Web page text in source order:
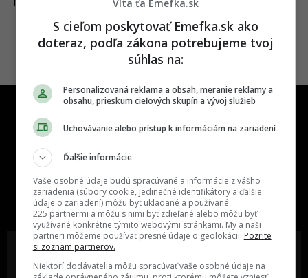
ROZHOVORY
One time najzábavnejšie miesto na
slovenskom internete, next time
najzabávnejšie miesto na svete
Víta ťa Emefka.sk
S cieľom poskytovať Emefka.sk ako
doteraz, podľa zákona potrebujeme tvoj
súhlas na:
Personalizovaná reklama a obsah, meranie reklamy a
obsahu, prieskum cieľových skupín a vývoj služieb
Uchovávanie alebo prístup k informáciám na zariadení
Ďalšie informácie
Vaše osobné údaje budú spracúvané a informácie z vášho
zariadenia (súbory cookie, jedinečné identifikátory a ďalšie
údaje o zariadení) môžu byť ukladané a používané
225 partnermi a môžu s nimi byť zdieľané alebo môžu byť
využívané konkrétne týmito webovými stránkami. My a naši
partneri môžeme používať presné údaje o geolokácii. Pozrite
si zoznam partnerov.
Niektorí dodávatelia môžu spracúvať vaše osobné údaje na